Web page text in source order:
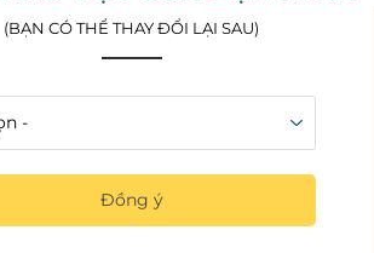
sứ. Hệ thống giảm trấn linh
phấn, dễ viết, dễ xóa. Bám
năng chống lóa tốt, tránh các
(BẠN CÓ THỂ THAY ĐỔI LẠI SAU)
Đồng ý